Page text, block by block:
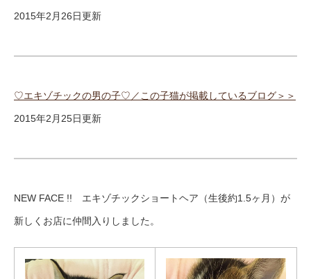
2015年2月26日更新
♡エキゾチックの男の子♡／この子猫が掲載しているブログ＞＞
2015年2月25日更新
NEW FACE !! エキゾチックショートヘア（生後約1.5ヶ月）が
新しくお店に仲間入りしました。